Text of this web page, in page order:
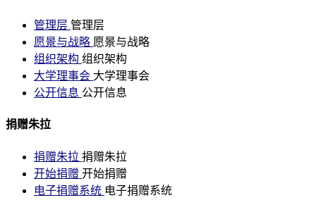
管理层 管理层
愿景与战略 愿景与战略
组织架构 组织架构
大学理事会 大学理事会
公开信息 公开信息
捐赠朱拉
捐赠朱拉 捐赠朱拉
开始捐赠 开始捐赠
电子捐赠系统 电子捐赠系统